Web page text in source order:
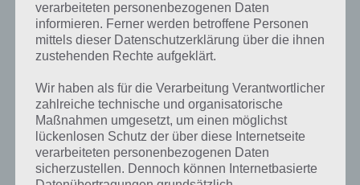
Dazu notiert sich Marty bzw. Rita die Bestellung des Kunden und
nun liegt es an dir, diese Vorgaben so zu erfüllen. Umso weniger der
Kunde warten musste, desto besser das Brutzeln des Fleisches und
je besser die Belegung des Burgers, desto mehr Punkte und
entsprechend auch mehr Trinkgeld verdient ihr in der App Papa’s
Burgeria.
Gegenüber dem Flashspiel gibt es in der App von Papa’s Burgeria
noch zahlreiche weitere Features wie Wacky Mini Games, eine
verarbeiteten personenbezogenen Daten
informieren. Ferner werden betroffene Personen
mittels dieser Datenschutzerklärung über die ihnen
zustehenden Rechte aufgeklärt.
Wir haben als für die Verarbeitung Verantwortlicher
zahlreiche technische und organisatorische
Maßnahmen umgesetzt, um einen möglichst
lückenlosen Schutz der über diese Internetseite
verarbeiteten personenbezogenen Daten
sicherzustellen. Dennoch können Internetbasierte